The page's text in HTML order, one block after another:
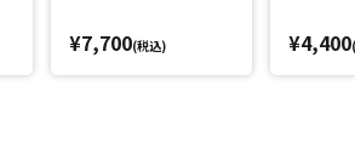
¥7,700(税込) ¥4,400